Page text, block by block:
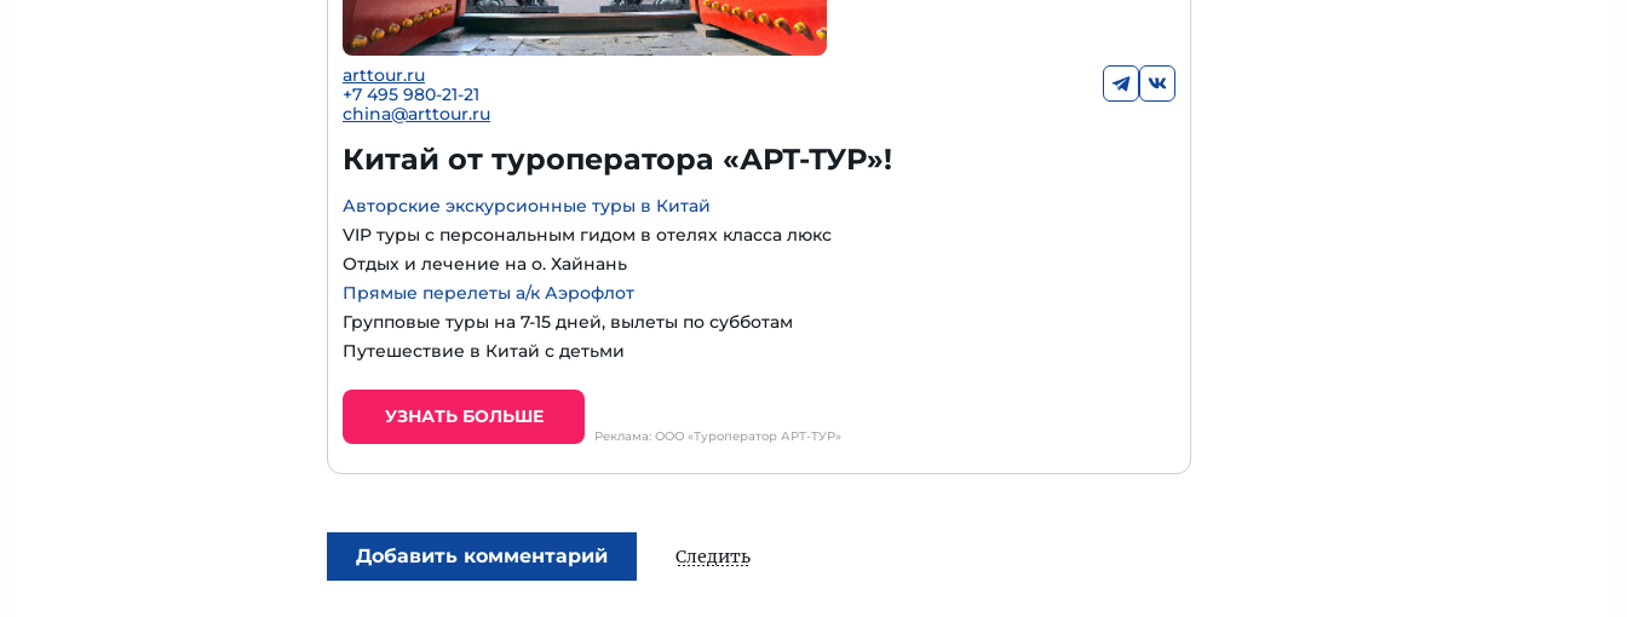
arttour.ru
+7 495 980-21-21
china@arttour.ru
Китай от туроператора «АРТ-ТУР»!
Авторские экскурсионные туры в Китай
VIP туры с персональным гидом в отелях класса люкс
Отдых и лечение на о. Хайнань
Прямые перелеты а/к Аэрофлот
Групповые туры на 7-15 дней, вылеты по субботам
Путешествие в Китай с детьми
УЗНАТЬ БОЛЬШЕ
Реклама: ООО «Туроператор АРТ-ТУР»
Добавить комментарий Следить